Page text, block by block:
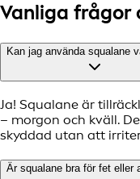
Vanliga frågor
Kan jag använda squalane
Ja! Squalane är
– morgon och kväll.
skyddad utan att
Är squalane bra för fet eller